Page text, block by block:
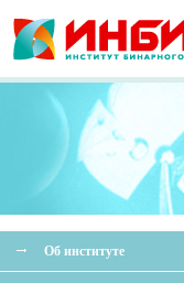
Об институте